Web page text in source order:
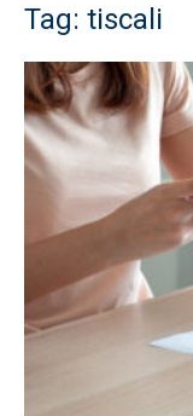
Tag: tiscali